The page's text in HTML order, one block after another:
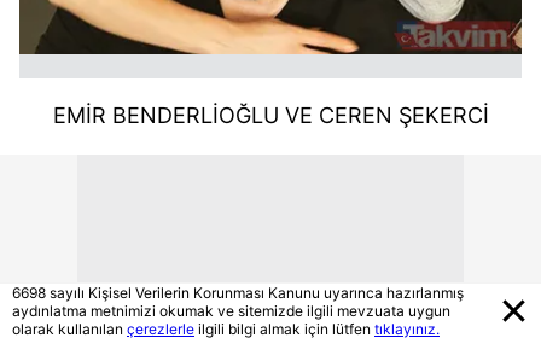
EMİR BENDERLİOĞLU VE CEREN ŞEKERCİ
6698 sayılı Kişisel Verilerin Korunması Kanunu uyarınca hazırlanmış
aydınlatma metnimizi okumak ve sitemizde ilgili mevzuata uygun
olarak kullanılan çerezlerle ilgili bilgi almak için lütfen tıklayınız.